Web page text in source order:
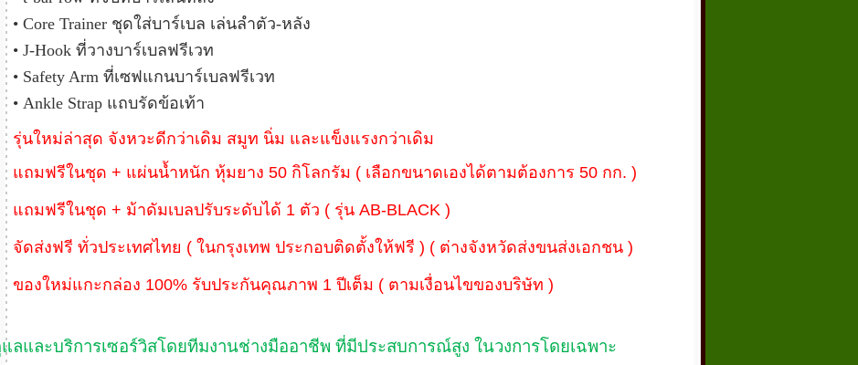
• Core Trainer ชุดใส่บาร์เบล เล่นลำตัว-หลัง
• J-Hook ที่วางบาร์เบลฟรีเวท
• Safety Arm ที่เซฟแกนบาร์เบลฟรีเวท
• Ankle Strap แถบรัดข้อเท้า
รุ่นใหม่ล่าสุด จังหวะดีกว่าเดิม สมูท นิ่ม และแข็งแรงกว่าเดิม
แถมฟรีในชุด + แผ่นน้ำหนัก หุ้มยาง 50 กิโลกรัม ( เลือกขนาดเองได้ตามต้องการ 50 กก. )
แถมฟรีในชุด + ม้าดัมเบลปรับระดับได้ 1 ตัว ( รุ่น AB-BLACK )
จัดส่งฟรี ทั่วประเทศไทย ( ในกรุงเทพ ประกอบติดตั้งให้ฟรี ) ( ต่างจังหวัดส่งขนส่งเอกชน )
ของใหม่แกะกล่อง 100% รับประกันคุณภาพ 1 ปีเต็ม ( ตามเงื่อนไขของบริษัท )
ลและบริการเซอร์วิสโดยทีมงานช่างมืออาชีพ ที่มีประสบการณ์สูง ในวงการโดยเฉพาะ